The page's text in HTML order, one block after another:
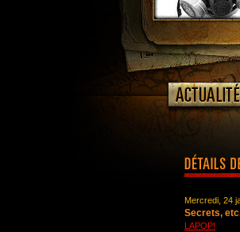
Mercredi, 24
Secrets,
LAPOP!